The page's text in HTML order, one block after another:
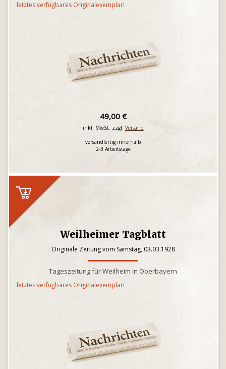
letztes verfügbares Originalexemplar!
49,00 €
inkl. MwSt. zzgl. Versand
versandfertig innerhalb
2-3 Arbeitstage
Weilheimer Tagblatt
Originale Zeitung vom Samstag, 03.03.1928
Tageszeitung für Weilheim in Oberbayern
letztes verfügbares Originalexemplar!